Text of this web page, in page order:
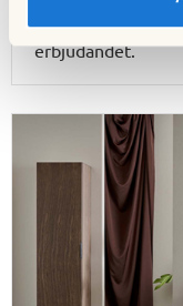
Logga in på Mitt
erbjudandet.